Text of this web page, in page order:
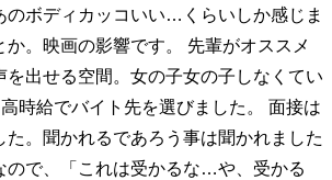
のボディカッコいい…くらいしか感じま
。映画の影響です。 先輩がオススメ
を出せる空間。女の子女の子しなくてい
時給でバイト先を選びました。 面接は
た。聞かれるであろう事は聞かれました
ので、「これは受かるな…や、受かる